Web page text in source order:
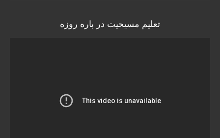
تعلیم مسیحیت در باره روزه